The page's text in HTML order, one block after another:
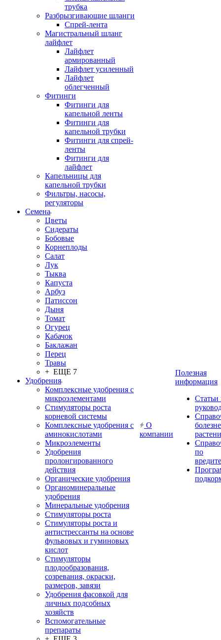
трубка
Разбрызгивающие шланги
Спрей-лента
Магистральный шланг
лайфлет
Лайфлет
армированный
Лайфлет усиленный
Лайфлет
облегченный
Фитинги
Фитинги для
капельной ленты
Фитинги для
капельной трубки
Фитинги для спрей-
ленты
Фитинги для
лайфлет
Капельницы для
капельной трубки
Фильтры, насосы,
регуляторы
Семена
Цветы
Сидераты
Бобовые
Корнеплоды
Салат
Лук
Тыква
Капуста
Арбуз
Патиссон
Дыня
Томат
Огурец
Кабачок
Баклажан
Перец
Травы
+ ЕЩЕ 7
Удобрения
Комплексные удобрения с
микроэлементами
Стимуляторы роста
корневой системы
Комплексные удобрения с
аминокислотами
Микроэлементы
Удобрения
пролонгированного
действия
Органические удобрения
Органоминеральные
удобрения
Минеральные удобрения
Стимуляторы роста
Стимуляторы роста и
антистрессанты на основе
фульвовых и гуминовых
кислот
Стимуляторы
плодообразования,
созревания, окраски,
размеров, завязи
Удобрения фасовкой для
личных подсобных
хозяйств
Вспомогательные
препараты
О
компании
Полезная
информация
Статьи
по